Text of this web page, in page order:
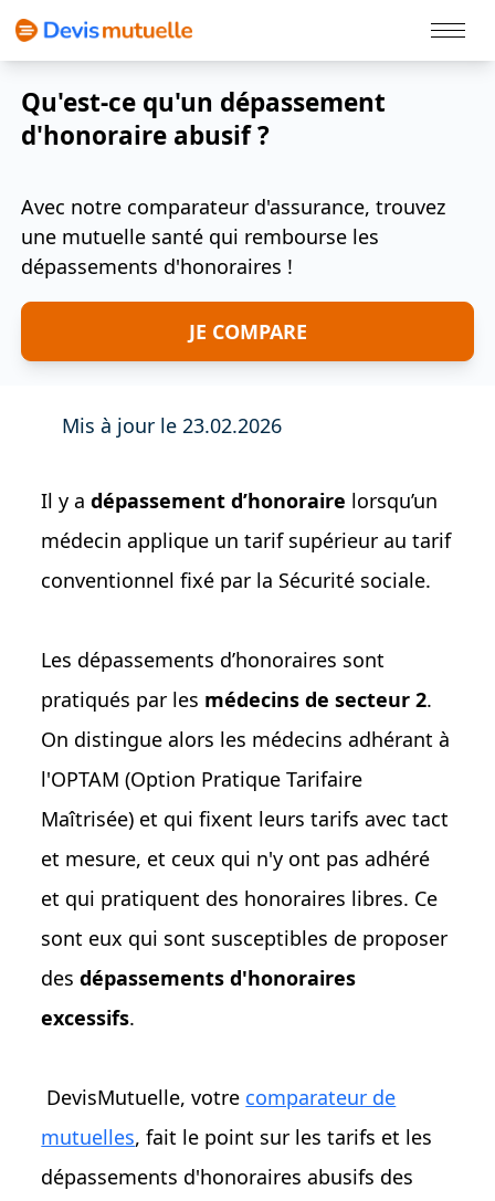
Qu'est-ce qu'un dépassement
d'honoraire abusif ?
Avec notre comparateur d'assurance, trouvez
une mutuelle santé qui rembourse les
dépassements d'honoraires !
JE COMPARE
Mis à jour le 23.02.2026
Il y adépassement d’honoraire lorsqu’un
médecin applique un tarif supérieur au tarif
conventionnel fixé par la Sécurité sociale.
Les dépassements d’honoraires sont
pratiqués par les médecins de secteur 2.
On distingue alors les médecins adhérant à
l'OPTAM (Option Pratique Tarifaire
Maîtrisée) et qui fixent leurs tarifs avec tact
et mesure, et ceux qui n'y ont pas adhéré
et qui pratiquent des honoraires libres. Ce
sont eux qui sont susceptibles de proposer
des dépassements d'honoraires
excessifs.
DevisMutuelle, votre comparateur de
mutuelles, fait le point sur les tarifs et les
dépassements d'honoraires abusifs des
Politique Cookies